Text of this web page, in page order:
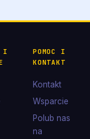
I
POMOC I
KONTAKT
Kontakt
Wsparcie
Polub nas
na